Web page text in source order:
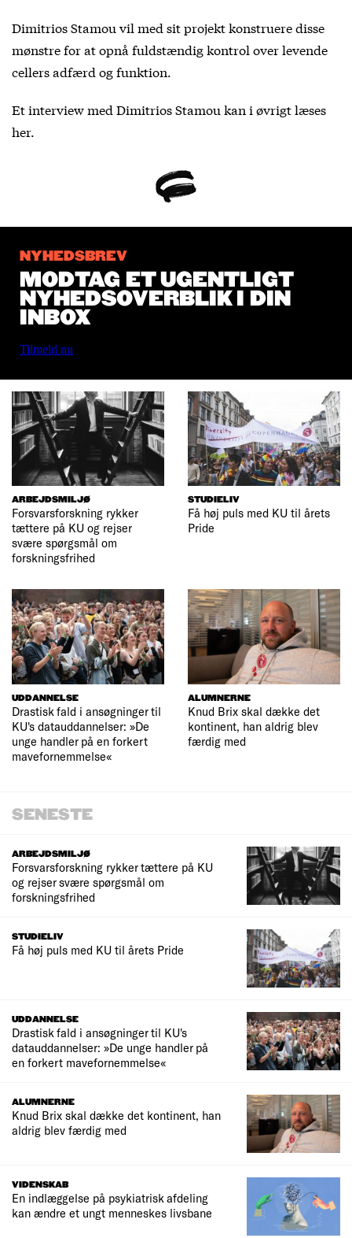
Dimitrios Stamou vil med sit projekt konstruere disse
mønstre for at opnå fuldstændig kontrol over levende
cellers adfærd og funktion.
Et interview med Dimitrios Stamou kan i øvrigt læses
her.
NYHEDSBREV
MODTAG ET UGENTLIGT
NYHEDSOVERBLIK I DIN
INBOX
Tilmeld nu
ARBEJDSMILJØ
Forsvarsforskning rykker
tættere på KU og rejser
svære spørgsmål om
forskningsfrihed
STUDIELIV
Få høj puls med KU til årets
Pride
UDDANNELSE
Drastisk fald i ansøgninger til
KU's datauddannelser: »De
unge handler på en forkert
mavefornemmelse«
ALUMNERNE
Knud Brix skal dække det
kontinent, han aldrig blev
færdig med
SENESTE
ARBEJDSMILJØ
Forsvarsforskning rykker tættere på KU
og rejser svære spørgsmål om
forskningsfrihed
STUDIELIV
Få høj puls med KU til årets Pride
UDDANNELSE
Drastisk fald i ansøgninger til KU's
datauddannelser: »De unge handler på
en forkert mavefornemmelse«
ALUMNERNE
Knud Brix skal dække det kontinent, han
aldrig blev færdig med
VIDENSKAB
En indlæggelse på psykiatrisk afdeling
kan ændre et ungt menneskes livsbane